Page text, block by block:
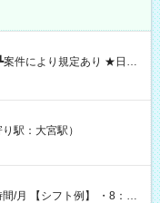
に現金GET♪ お仕事後はコ
試用期間】試
駅：大宮駅）
8：00